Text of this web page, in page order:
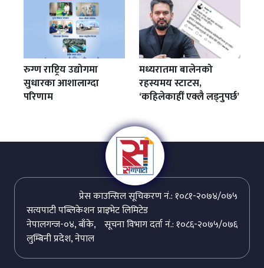
रुग्ण राष्ट्रिय उद्योगमा
सुधारका आशालाग्दा
परिणाम
मध्यरातमा बालेनको
रहस्यमय स्टाटस,
‘कहिलेकाहीँ एक्लै लड्नुपर्छ’
प्रेस काउन्सिल सूचिकरण नं.: १०८१-२०७४/०७५
सत्यपाटी पब्लिकेशन प्राइभेट लिमिटेड
सूचना विभाग दर्ता नं.: १०८६-२०७५/०७६
नेपालगन्ज-०४, बाँके,
लुम्बिनी प्रदेश, नेपाल